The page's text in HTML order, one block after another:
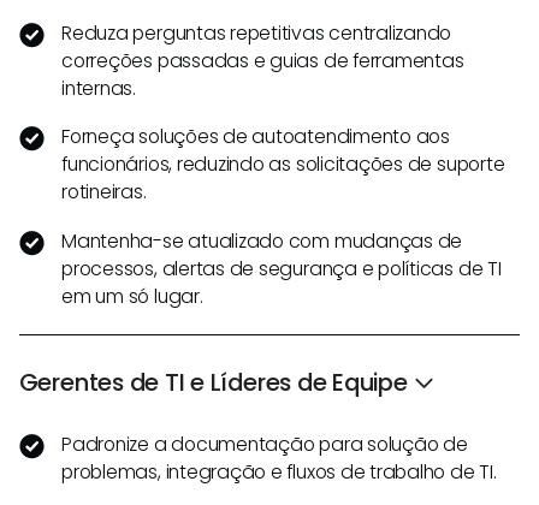
Reduza perguntas repetitivas centralizando
correções passadas e guias de ferramentas
internas.
Forneça soluções de autoatendimento aos
funcionários, reduzindo as solicitações de suporte
rotineiras.
Mantenha-se atualizado com mudanças de
processos, alertas de segurança e políticas de TI
em um só lugar.
Gerentes de TI e Líderes de Equipe
Padronize a documentação para solução de
problemas, integração e fluxos de trabalho de TI.